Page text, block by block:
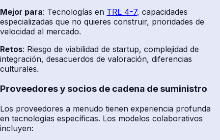
Mejor para: Tecnologías en TRL 4-7, capacidades
especializadas que no quieres construir, prioridades de
velocidad al mercado.
Retos: Riesgo de viabilidad de startup, complejidad de
integración, desacuerdos de valoración, diferencias
culturales.
Proveedores y socios de cadena de suministro
Los proveedores a menudo tienen experiencia profunda
en tecnologías específicas. Los modelos colaborativos
incluyen: